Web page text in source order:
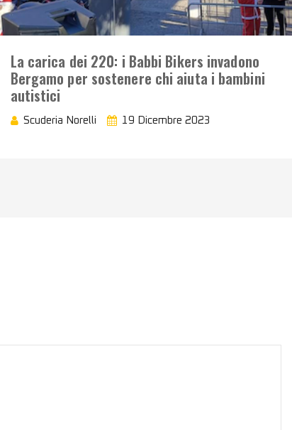
La carica dei 220: i Babbi Bikers invadono
Bergamo per sostenere chi aiuta i bambini
autistici
Scuderia Norelli 19 Dicembre 2023